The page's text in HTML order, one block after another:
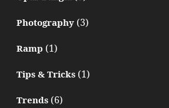
Photography(3)
Ramp (1)
Tips & Tricks(1)
Trends(6)